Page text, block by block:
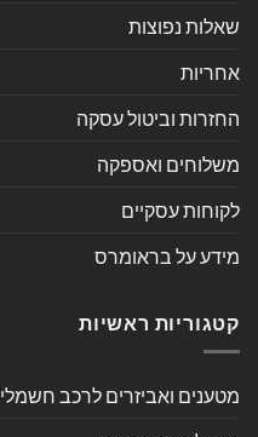
שאלות נפוצות
אחריות
החזרות וביטול עסקה
משלוחים ואספקה
לקוחות עסקיים
מידע על בראומרס
קטגוריות ראשיות
מטענים ואביזרים לרכב חשמלי